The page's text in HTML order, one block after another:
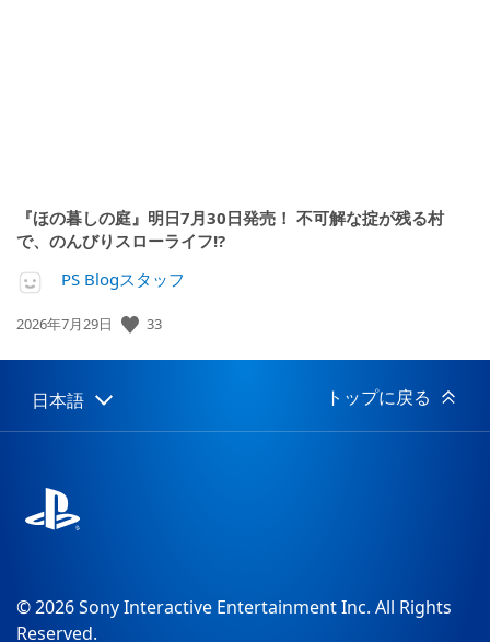
『ほの暮しの庭』明日7月30日発売！ 不可解な掟が残る村
で、のんびりスローライフ!?
PS Blogスタッフ
公
日:
2026年7月29日 33
Select
a
Current
region:
日本語 トップに戻る
© 2026 Sony Interactive Entertainment Inc. All Rights
Reserved.